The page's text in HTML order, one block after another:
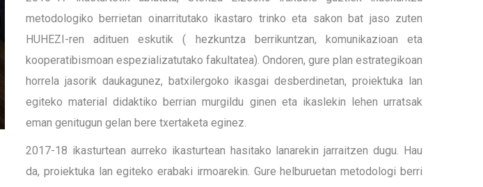
metodologiko berrietan oinarritutako ikastaro trinko eta sakon bat jaso zuten
HUHEZI-ren adituen eskutik ( hezkuntza berrikuntzan, komunikazioan eta
kooperatibismoan espezializatutako fakultatea). Ondoren, gure plan estrategikoan
horrela jasorik daukagunez, batxilergoko ikasgai desberdinetan, proiektuka lan
egiteko material didaktiko berrian murgildu ginen eta ikaslekin lehen urratsak
eman genitugun gelan bere txertaketa eginez.
2017-18 ikasturtean aurreko ikasturtean hasitako lanarekin jarraitzen dugu. Hau
da, proiektuka lan egiteko erabaki irmoarekin. Gure helburuetan metodologi berri